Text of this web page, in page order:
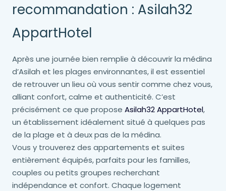
recommandation : Asilah32
AppartHotel
Après une journée bien remplie à découvrir la médina
d’Asilah et les plages environnantes, il est essentiel
de retrouver un lieu où vous sentir comme chez vous,
alliant confort, calme et authenticité. C’est
précisément ce que propose Asilah32 AppartHotel,
un établissement idéalement situé à quelques pas
de la plage et à deux pas de la médina.
Vous y trouverez des appartements et suites
entièrement équipés, parfaits pour les familles,
couples ou petits groupes recherchant
indépendance et confort. Chaque logement